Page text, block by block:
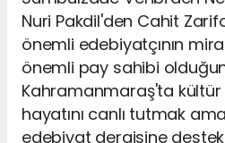
Nuri Pakdil'den Cahit
önemli edebiyatçının
önemli pay sahibi
Kahramanmaraş'ta
hayatını canlı tutmak
edebiyat dergisine